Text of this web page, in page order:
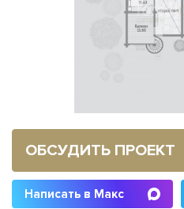
ОБСУДИТЬ ПРОЕКТ
Написать в Макс